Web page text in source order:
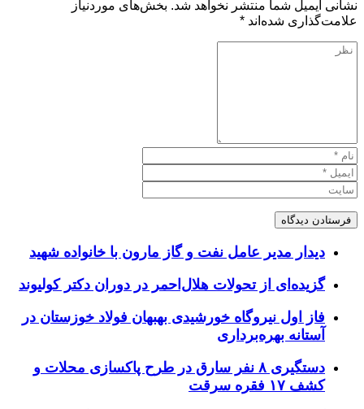
نشانی ایمیل شما منتشر نخواهد شد. بخش‌های موردنیاز
علامت‌گذاری شده‌اند *
دیدار مدیر عامل نفت و گاز مارون با خانواده شهید
گزیده‌ای از تحولات هلال‌احمر در دوران دکتر کولیوند
فاز اول نیروگاه خورشیدی بهبهان فولاد خوزستان در
آستانه بهره‌برداری
دستگیری ۸ نفر سارق در طرح پاکسازی محلات و
کشف ۱۷ فقره سرقت